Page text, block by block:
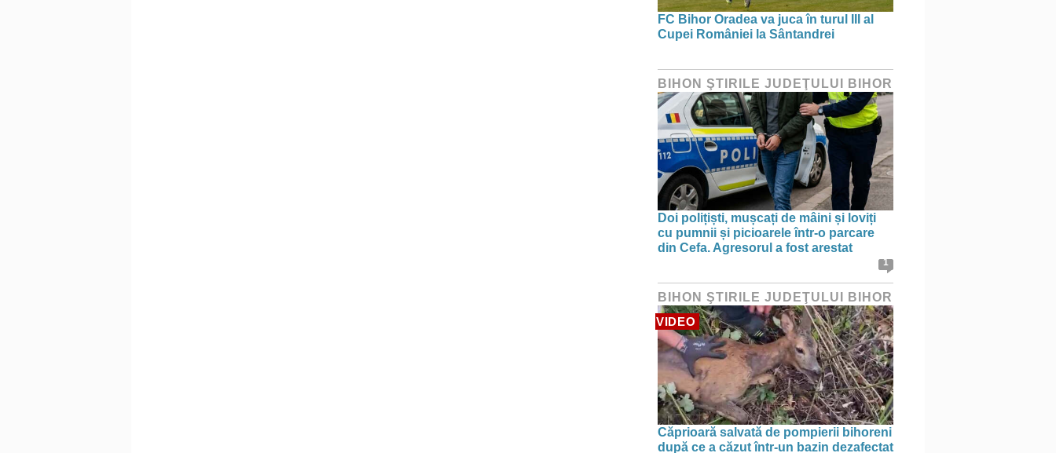
FC Bihor Oradea va juca în turul III al
Cupei României la Sântandrei
BIHON ŞTIRILE JUDEŢULUI BIHOR
Doi polițiști, mușcați de mâini și loviți
cu pumnii și picioarele într-o parcare
din Cefa. Agresorul a fost arestat
1
BIHON ŞTIRILE JUDEŢULUI BIHOR
VIDEO
Căprioară salvată de pompierii bihoreni
după ce a căzut într-un bazin dezafectat